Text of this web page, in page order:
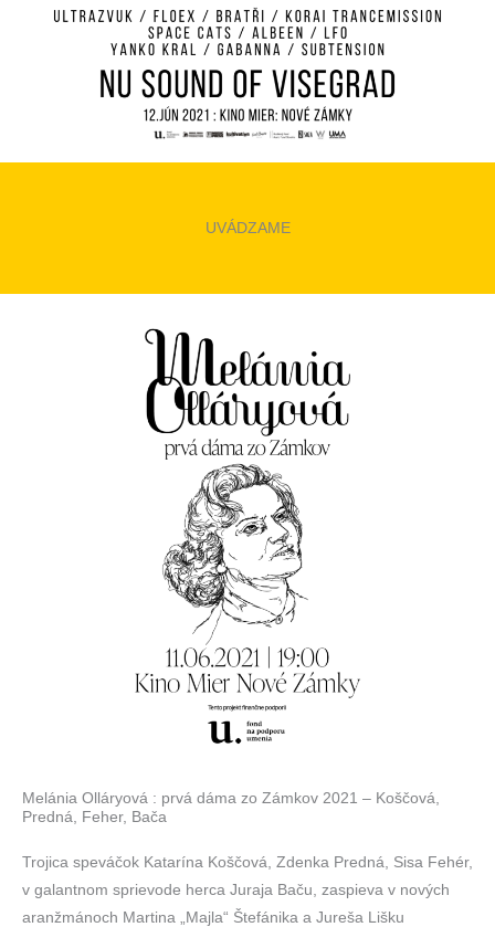
UVÁDZAME
Melánia Olláryová : prvá dáma zo Zámkov 2021 – Koščová,
Predná, Feher, Bača
Trojica speváčok Katarína Koščová, Zdenka Predná, Sisa Fehér,
v galantnom sprievode herca Juraja Baču, zaspieva v nových
aranžmánoch Martina „Majla“ Štefánika a Jureša Lišku